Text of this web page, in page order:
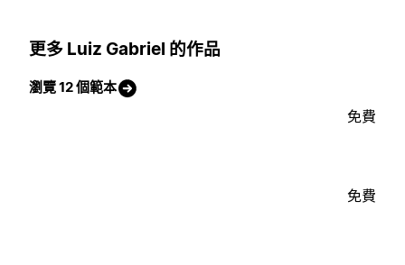
更多 Luiz Gabriel 的作品
瀏覽 12 個範本
免費
免費